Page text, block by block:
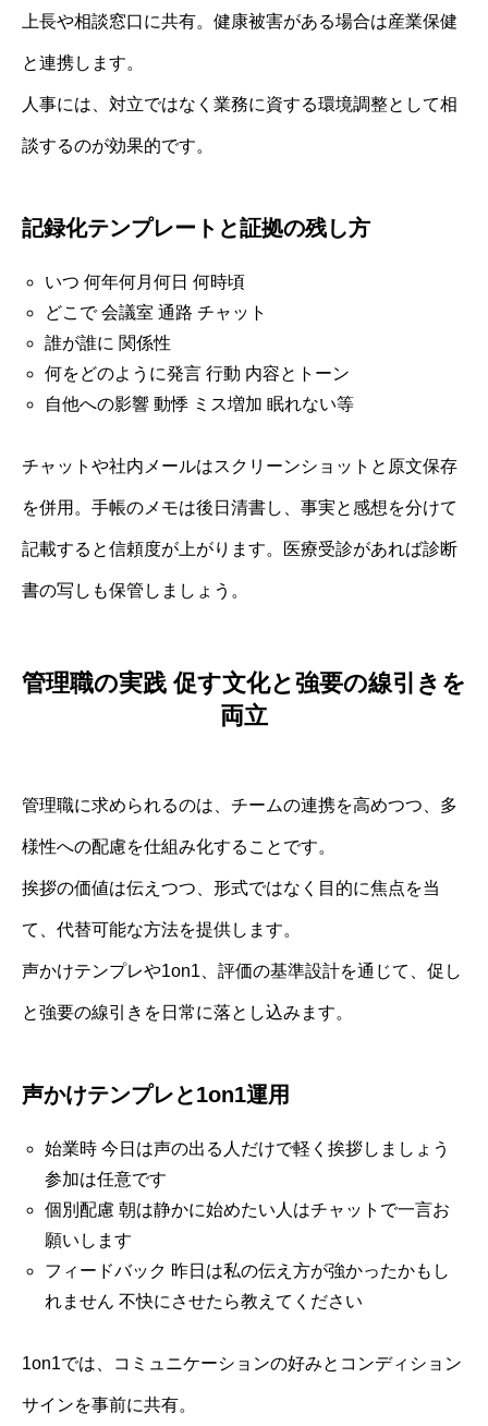
上長や相談窓口に共有。健康被害がある場合は産業保健
と連携します。
人事には、対立ではなく業務に資する環境調整として相
談するのが効果的です。
記録化テンプレートと証拠の残し方
いつ 何年何月何日 何時頃
どこで 会議室 通路 チャット
誰が誰に 関係性
何をどのように発言 行動 内容とトーン
自他への影響 動悸 ミス増加 眠れない等
チャットや社内メールはスクリーンショットと原文保存
を併用。手帳のメモは後日清書し、事実と感想を分けて
記載すると信頼度が上がります。医療受診があれば診断
書の写しも保管しましょう。
管理職の実践 促す文化と強要の線引きを
両立
管理職に求められるのは、チームの連携を高めつつ、多
様性への配慮を仕組み化することです。
挨拶の価値は伝えつつ、形式ではなく目的に焦点を当
て、代替可能な方法を提供します。
声かけテンプレや1on1、評価の基準設計を通じて、促し
と強要の線引きを日常に落とし込みます。
声かけテンプレと1on1運用
始業時 今日は声の出る人だけで軽く挨拶しましょう
参加は任意です
個別配慮 朝は静かに始めたい人はチャットで一言お
願いします
フィードバック 昨日は私の伝え方が強かったかもし
れません 不快にさせたら教えてください
1on1では、コミュニケーションの好みとコンディション
サインを事前に共有。